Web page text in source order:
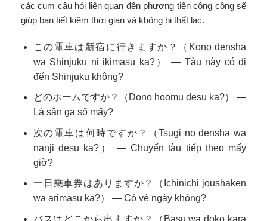
các cụm câu hỏi liên quan đến phương tiện công cộng sẽ
giúp bạn tiết kiệm thời gian và không bị thất lạc.
この電車は新宿に行きますか？（Kono densha
wa Shinjuku ni ikimasu ka?） — Tàu này có đi
đến Shinjuku không?
どのホームですか？（Dono hoomu desu ka?） —
Là sân ga số mấy?
次の電車は何時ですか？（Tsugi no densha wa
nanji desu ka?） — Chuyến tàu tiếp theo mấy
giờ?
一日乗車券はありますか？（Ichinichi joushaken
wa arimasu ka?） — Có vé ngày không?
バスはどこから出ますか？（Basu wa doko kara